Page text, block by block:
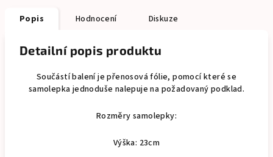
Popis Hodnocení Diskuze
Detailní popis produktu
Součástí balení je přenosová fólie, pomocí které se
samolepka jednoduše nalepuje na požadovaný podklad.
Rozměry samolepky:
Výška: 23cm